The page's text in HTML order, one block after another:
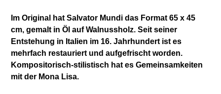
Im Original hat Salvator Mundi das Format 65 x 45
cm, gemalt in Öl auf Walnussholz. Seit seiner
Entstehung in Italien im 16. Jahrhundert ist es
mehrfach restauriert und aufgefrischt worden.
Kompositorisch-stilistisch hat es Gemeinsamkeiten
mit der Mona Lisa.